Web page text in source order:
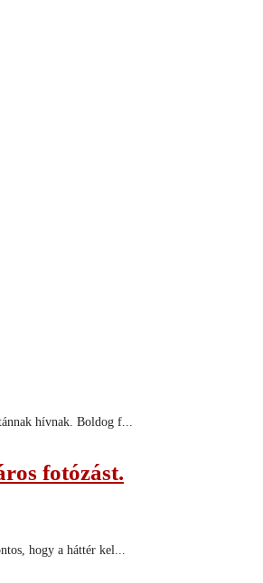
hívnak. Boldog f...
fotózást.
hogy a háttér kel...